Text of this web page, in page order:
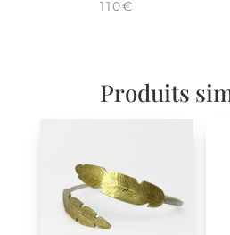
110€
Produits